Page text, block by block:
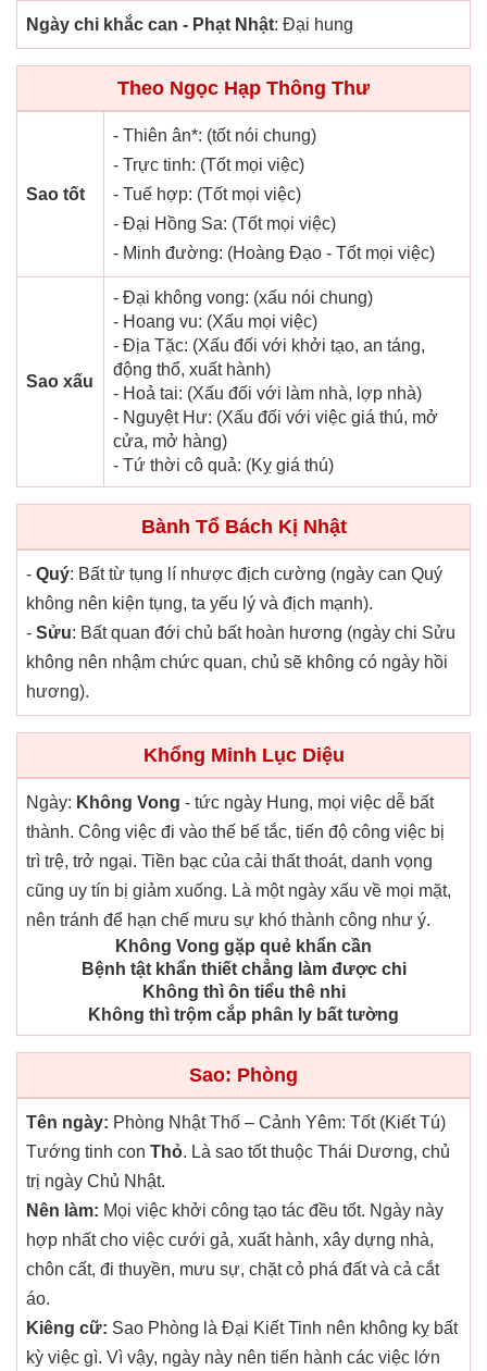
Ngày chi khắc can - Phạt Nhật: Đại hung
Theo Ngọc Hạp Thông Thư
Sao tốt
- Thiên ân*: (tốt nói chung)
- Trực tinh: (Tốt mọi việc)
- Tuế hợp: (Tốt mọi việc)
- Đại Hồng Sa: (Tốt mọi việc)
- Minh đường: (Hoàng Đạo - Tốt mọi việc)
Sao xấu
- Đại không vong: (xấu nói chung)
- Hoang vu: (Xấu mọi việc)
- Địa Tặc: (Xấu đối với khởi tạo, an táng,
động thổ, xuất hành)
- Hoả tai: (Xấu đối với làm nhà, lợp nhà)
- Nguyệt Hư: (Xấu đối với việc giá thú, mở
cửa, mở hàng)
- Tứ thời cô quả: (Kỵ giá thú)
Bành Tổ Bách Kị Nhật
- Quý: Bất từ tụng lí nhược địch cường (ngày can Quý
không nên kiện tụng, ta yếu lý và địch mạnh).
- Sửu: Bất quan đới chủ bất hoàn hương (ngày chi Sửu
không nên nhậm chức quan, chủ sẽ không có ngày hồi
hương).
Khổng Minh Lục Diệu
Ngày: Không Vong - tức ngày Hung, mọi việc dễ bất
thành. Công việc đi vào thế bế tắc, tiến độ công việc bị
trì trệ, trở ngại. Tiền bạc của cải thất thoát, danh vọng
cũng uy tín bị giảm xuống. Là một ngày xấu về mọi mặt,
nên tránh để hạn chế mưu sự khó thành công như ý.
Không Vong gặp quẻ khẩn cần
Bệnh tật khẩn thiết chẳng làm được chi
Không thì ôn tiểu thê nhi
Không thì trộm cắp phân ly bất tường
Sao: Phòng
Tên ngày: Phòng Nhật Thố – Cảnh Yêm: Tốt (Kiết Tú)
Tướng tinh con Thỏ. Là sao tốt thuộc Thái Dương, chủ
trị ngày Chủ Nhật.
Nên làm: Mọi việc khởi công tạo tác đều tốt. Ngày này
hợp nhất cho việc cưới gả, xuất hành, xây dựng nhà,
chôn cất, đi thuyền, mưu sự, chặt cỏ phá đất và cả cắt
áo.
Kiêng cữ: Sao Phòng là Đại Kiết Tinh nên không kỵ bất
kỳ việc gì. Vì vậy, ngày này nên tiến hành các việc lớn